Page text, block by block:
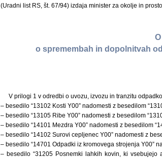
(Uradni list RS, št. 67/94) izdaja minister za okolje in
o spremembah in dopolnitvah
V prilogi 1 v odredbi o uvozu, izvozu in tranzitu
– besedilo “13102 Kosti Y00” nadomesti z besedilom
– besedilo “13105 Ribe Y00” nadomesti z besedilom
– besedilo “14101 Mezdra Y00” nadomesti z besedilom
– besedilo “14102 Surovi cepljenec Y00” nadomesti z
– besedilo “14701 Odpadki iz kromovega strojenja Y00”
– besedilo “31205 Posnemki lahkih kovin, ki vsebujejo